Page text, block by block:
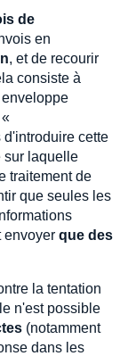
de
en
, et de recourir
consiste à
d'introduire cette
sur laquelle
traitement de
que seules les
envoyer que des
la tentation
n'est possible
(notamment
dans les